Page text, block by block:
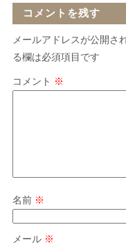
コメントを残す
メールアドレスが公開さ
る欄は必須項目です
コメント ※
名前 ※
メール ※